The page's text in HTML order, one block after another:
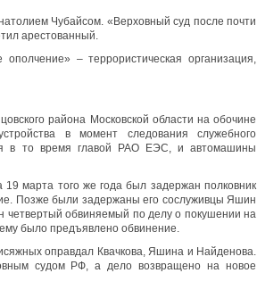
Чубайсом. «Верховный суд после почти
арестованный.
– террористическая организация,
района Московской области на обочине
в момент следования служебного
в то время главой РАО ЕЭС, и автомашины
марта того же года был задержан полковник
Позже были задержаны его сослуживцы Яшин
четвертый обвиняемый по делу о покушении на
было предъявлено обвинение.
оправдал Квачкова, Яшина и Найденова.
судом РФ, а дело возвращено на новое